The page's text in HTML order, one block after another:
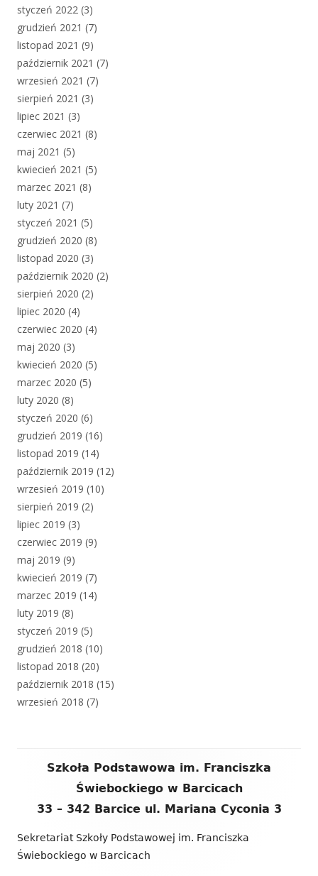
styczeń 2022 (3)
grudzień 2021 (7)
listopad 2021 (9)
październik 2021 (7)
wrzesień 2021 (7)
sierpień 2021 (3)
lipiec 2021 (3)
czerwiec 2021 (8)
maj 2021 (5)
kwiecień 2021 (5)
marzec 2021 (8)
luty 2021 (7)
styczeń 2021 (5)
grudzień 2020 (8)
listopad 2020 (3)
październik 2020 (2)
sierpień 2020 (2)
lipiec 2020 (4)
czerwiec 2020 (4)
maj 2020 (3)
kwiecień 2020 (5)
marzec 2020 (5)
luty 2020 (8)
styczeń 2020 (6)
grudzień 2019 (16)
listopad 2019 (14)
październik 2019 (12)
wrzesień 2019 (10)
sierpień 2019 (2)
lipiec 2019 (3)
czerwiec 2019 (9)
maj 2019 (9)
kwiecień 2019 (7)
marzec 2019 (14)
luty 2019 (8)
styczeń 2019 (5)
grudzień 2018 (10)
listopad 2018 (20)
październik 2018 (15)
wrzesień 2018 (7)
Zawartość
Szkoła Podstawowa im. Franciszka
Świebockiego w Barcicach
33 – 342 Barcice ul. Mariana Cyconia 3
Sekretariat Szkoły Podstawowej im. Franciszka
Świebockiego w Barcicach